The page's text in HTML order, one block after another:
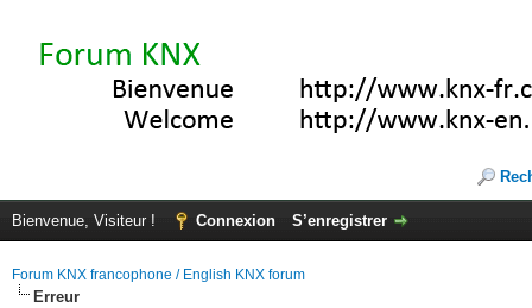
Bienvenue, Visiteur ! Connexion S’enregistrer
Forum KNX francophone / English KNX forum
Erreur